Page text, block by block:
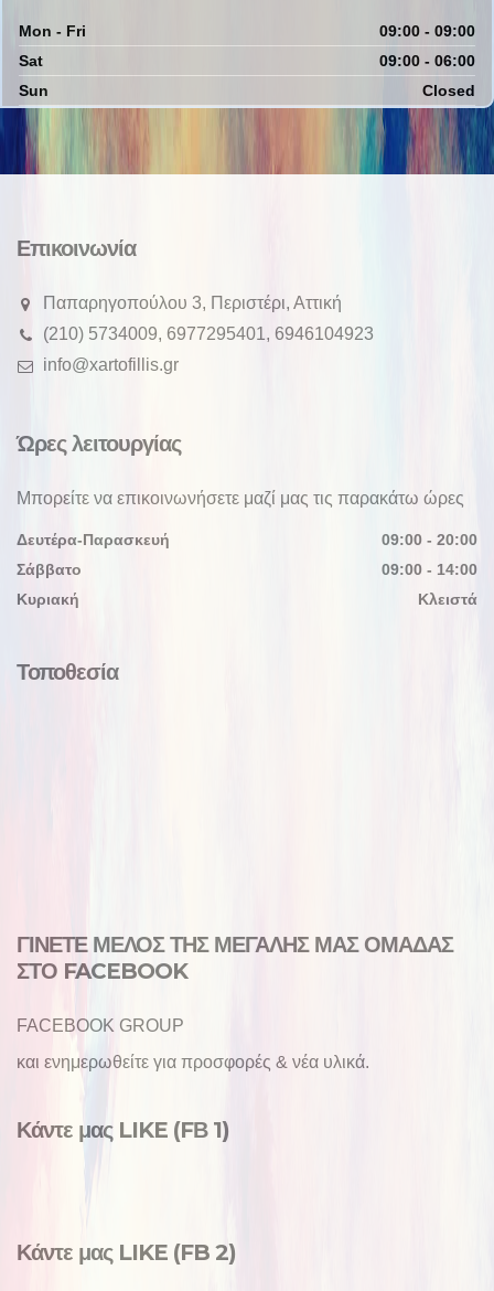
Mon - Fri
09:00 - 09:00
Sat
09:00 - 06:00
Sun
Closed
Επικοινωνία
Παπαρηγοπούλου 3, Περιστέρι, Αττική
(210) 5734009, 6977295401, 6946104923
info@xartofillis.gr
Ώρες λειτουργίας
Μπορείτε να επικοινωνήσετε μαζί μας τις παρακάτω ώρες
Δευτέρα-Παρασκευή
09:00 - 20:00
Σάββατο
09:00 - 14:00
Κυριακή
Κλειστά
Τοποθεσία
ΓΙΝΕΤΕ ΜΕΛΟΣ ΤΗΣ ΜΕΓΑΛΗΣ ΜΑΣ ΟΜΑΔΑΣ
ΣΤΟ FACEBOOK
FACEBOOK GROUP
και ενημερωθείτε για προσφορές & νέα υλικά.
Κάντε μας LIKE (FΒ 1)
Κάντε μας LIKE (FB 2)